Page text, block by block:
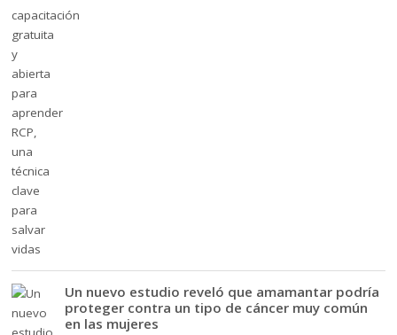
Un nuevo estudio reveló que amamantar podría
proteger contra un tipo de cáncer muy común
en las mujeres